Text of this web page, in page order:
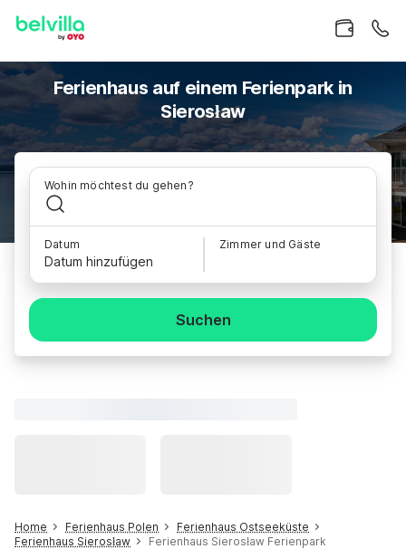
Ferienhaus auf einem Ferienpark in
Sierosław
Wohin möchtest du gehen?
Datum
Datum hinzufügen
Zimmer und Gäste
Suchen
Home Ferienhaus Polen
Ferienhaus Ostseeküste
Ferienhaus Sierosław
Ferienhaus Sierosław Ferienpark